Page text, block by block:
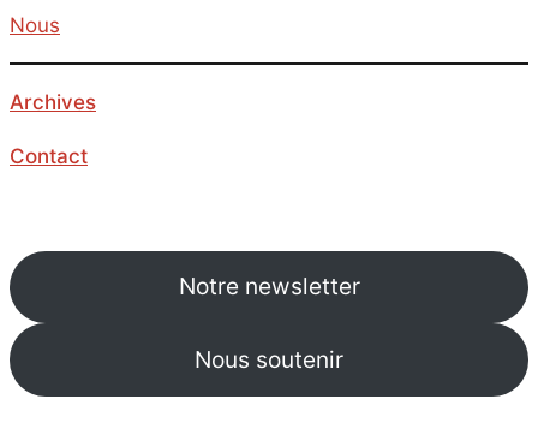
Nous
Archives
Contact
Notre newsletter
Nous soutenir